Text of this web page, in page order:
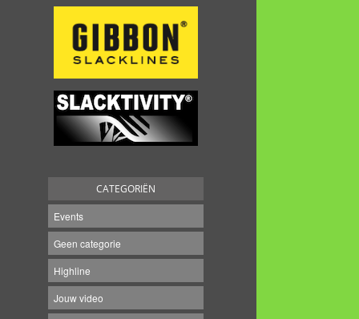
CATEGORIËN
Events
Geen categorie
Highline
Jouw video